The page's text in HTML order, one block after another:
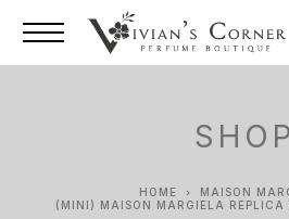
SHOP
HOME
MAISON
(MINI) MAISON MARGIELA REPLICA